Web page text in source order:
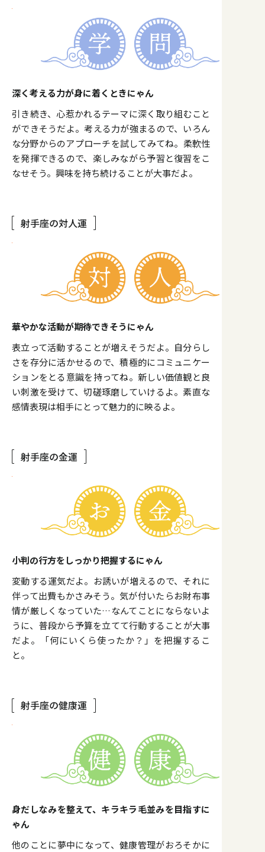
深く考える力が身に着くときにゃん
引き続き、心惹かれるテーマに深く取り組むこと
ができそうだよ。考える力が強まるので、いろん
な分野からのアプローチを試してみてね。柔軟性
を発揮できるので、楽しみながら予習と復習をこ
なせそう。興味を持ち続けることが大事だよ。
射手座の対人運
華やかな活動が期待できそうにゃん
表立って活動することが増えそうだよ。自分らし
さを存分に活かせるので、積極的にコミュニケー
ションをとる意識を持ってね。新しい価値観と良
い刺激を受けて、切磋琢磨していけるよ。素直な
感情表現は相手にとって魅力的に映るよ。
射手座の金運
小判の行方をしっかり把握するにゃん
変動する運気だよ。お誘いが増えるので、それに
伴って出費もかさみそう。気が付いたらお財布事
情が厳しくなっていた…なんてことにならないよ
うに、普段から予算を立てて行動することが大事
だよ。「何にいくら使ったか？」を把握するこ
と。
射手座の健康運
身だしなみを整えて、キラキラ毛並みを目指すに
ゃん
他のことに夢中になって、健康管理がおろそかに